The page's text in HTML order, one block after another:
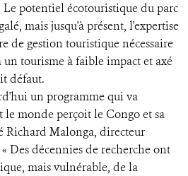
potentiel écotouristique du parc
mais jusqu'à présent, l'expertise
de gestion touristique nécessaire
tourisme à faible impact et axé
défaut.
un programme qui va
monde perçoit le Congo et sa
Richard Malonga, directeur
Des décennies de recherche ont
mais vulnérable, de la